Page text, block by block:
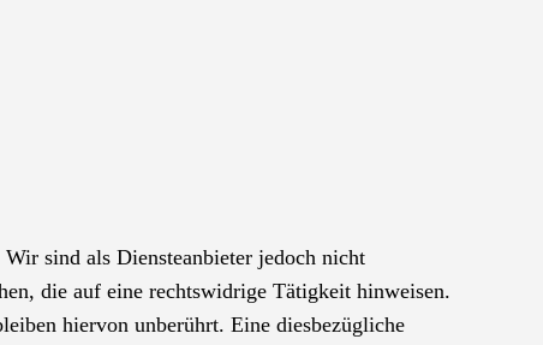
sind als Diensteanbieter jedoch nicht
die auf eine rechtswidrige Tätigkeit hinweisen.
hiervon unberührt. Eine diesbezügliche